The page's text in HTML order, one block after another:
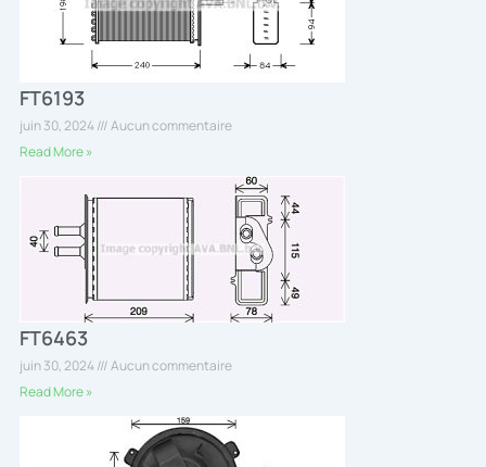
FT6193
juin 30, 2024
Aucun commentaire
Read More »
FT6463
juin 30, 2024
Aucun commentaire
Read More »